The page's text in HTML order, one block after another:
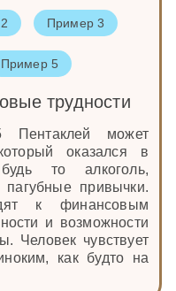
Пример 3
Пример 5
трудности
может
оказался в
то алкоголь,
привычки.
к финансовым
и возможности
Человек чувствует
как будто на